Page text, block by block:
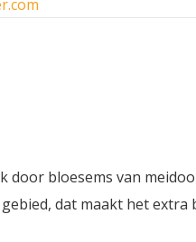
door bloesems van
dat maakt het